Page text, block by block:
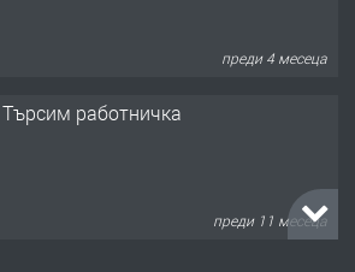
преди 4 месеца
Търсим работничка
преди 11 месеца